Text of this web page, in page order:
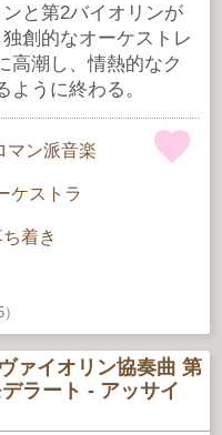
と第2バイオリンが
創的なオーケストレ
高潮し、情熱的なク
うに終わる。
マン派音楽
ケストラ
着き
ァイオリン協奏曲 第
ラート - アッサイ